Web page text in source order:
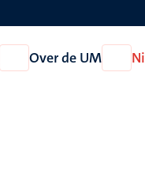
Open
Onderzoek
Over de UM
Open
Over